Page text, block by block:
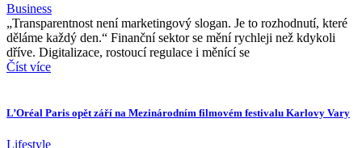
Business
„Transparentnost není marketingový slogan. Je to rozhodnutí, které
děláme každý den.“ Finanční sektor se mění rychleji než kdykoli
dříve. Digitalizace, rostoucí regulace i měnící se
Číst více
L’Oréal Paris opět září na Mezinárodním filmovém festivalu Karlovy Vary
Lifestyle